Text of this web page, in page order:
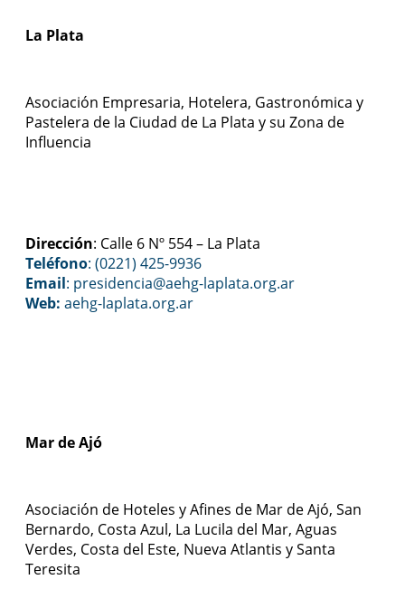
La Plata
Asociación Empresaria, Hotelera, Gastronómica y
Pastelera de la Ciudad de La Plata y su Zona de
Influencia
Dirección: Calle 6 Nº 554 – La Plata
Teléfono: (0221) 425-9936
Email: presidencia@aehg-laplata.org.ar
Web: aehg-laplata.org.ar
Mar de Ajó
Asociación de Hoteles y Afines de Mar de Ajó, San
Bernardo, Costa Azul, La Lucila del Mar, Aguas
Verdes, Costa del Este, Nueva Atlantis y Santa
Teresita